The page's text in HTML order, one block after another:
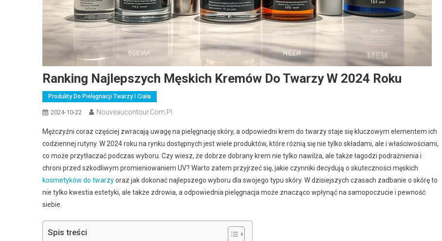
Ranking Najlepszych Męskich Kremów Do Twarzy W 2024 Roku
Produkty Do Pielęgnacji Twarzy I Ciała
2024-10-22 Nouveaucontour.com.pl
Mężczyźni coraz częściej zwracają uwagę na pielęgnację skóry, a odpowiedni krem do twarzy staje się kluczowym elementem ich
codziennej rutyny. W 2024 roku na rynku dostępnych jest wiele produktów, które różnią się nie tylko składami, ale i właściwościami,
co może przytłaczać podczas wyboru. Czy wiesz, że dobrze dobrany krem nie tylko nawilża, ale także łagodzi podrażnienia i
chroni przed szkodliwym promieniowaniem UV? Warto zatem przyjrzeć się, jakie czynniki decydują o skuteczności męskich
kosmetyków do twarzyoraz jak dokonać najlepszego wyboru dla swojego typu skóry. W dzisiejszych czasach zadbanie o skórę to
nie tylko kwestia estetyki, ale także zdrowia, a odpowiednia pielęgnacja może znacząco wpłynąć na samopoczucie i pewność
siebie.
Spis treści